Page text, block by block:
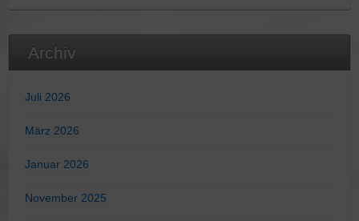
Archiv
Juli 2026
März 2026
Januar 2026
November 2025